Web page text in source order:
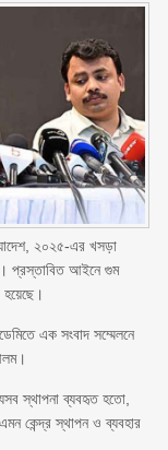
২০২৫-এর খসড়া
প্রস্তাবিত আইনে গুম
এক সংবাদ সম্মেলনে
স্থাপনা ব্যবহৃত হতো,
কেন্দ্র স্থাপন ও ব্যবহার